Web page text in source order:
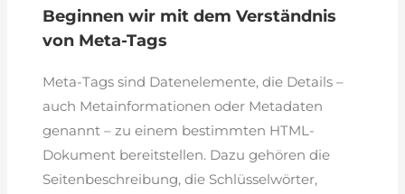
Beginnen wir mit dem Verständnis
von Meta-Tags
Meta-Tags sind Datenelemente, die Details –
auch Metainformationen oder Metadaten
genannt – zu einem bestimmten HTML-
Dokument bereitstellen. Dazu gehören die
Seitenbeschreibung, die Schlüsselwörter,